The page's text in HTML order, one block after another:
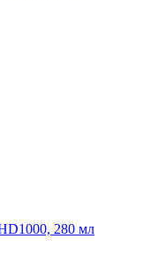
280 мл